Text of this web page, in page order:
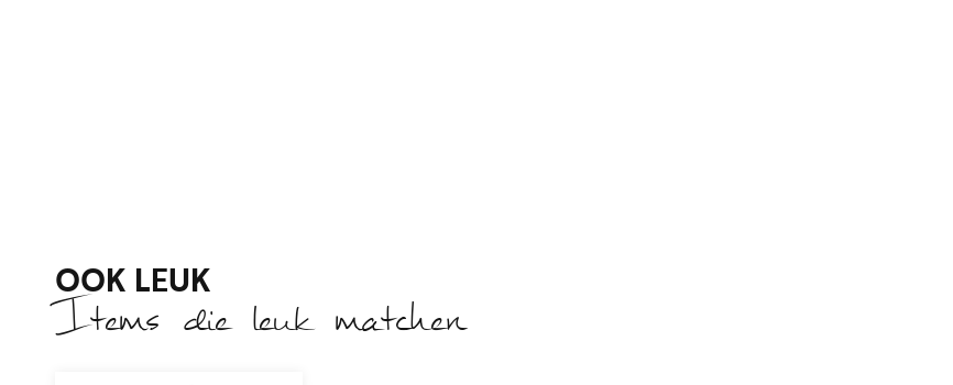
OOK LEUK
Items die leuk matchen